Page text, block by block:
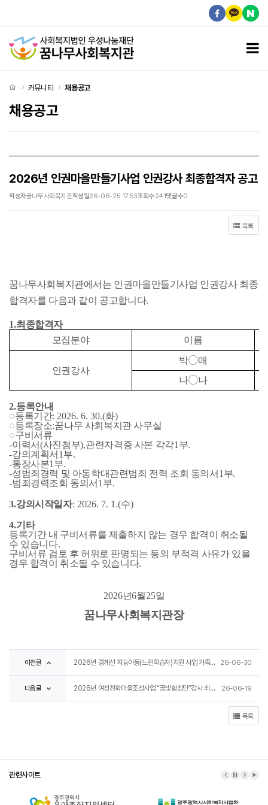
처음으로
커뮤니티 채용공고
채용공고
2026년 인권마을만들기사업 인권강사 최종합격자 공고
작성자꿈나무사회복지관작성일26-06-25 17:53조회수241댓글수0
목록
꿈나무사회복지관에서는 인권마을만들기사업 인권강사 최종
합격자를 다음과 같이 공고합니다.
1.최종합격자
모집분야
이름
인권강사
박◯애
나◯나
2.등록안내
◌등록기간: 2026. 6. 30.(화)
◌등록장소:꿈나무 사회복지관 사무실
◌구비서류
-이력서(사진첨부),관련자격증 사본 각각1 부.
-강의계획서 1 부.
-통장사본1 부.
-성범죄경력 및 아동학대관련범죄 전력 조회 동의서 1 부.
-범죄경력조회 동의서 1 부.
3.강의시작일자: 2026. 7. 1.(수)
4.기타
등록기간 내 구비서류를 제출하지 않는 경우 합격이 취소될
수 있습니다.
구비서류 검토 후 허위로 판명되는 등의 부적격 사유가 있을
경우 합격이 취소될 수 있습니다.
2026년6월25일
꿈나무사회복지관장
이전글 2026년 경계선 지능아동(느린학습자)지원 사업 가족교육 강사 모집 공고 26-06-30
다음글 2026년 여성친화마을조성사업 “꿈빛합창단”강사 최종합격자 공고 26-06-19
목록
관련사이트 이전 배너
배너 정지
다음 배
배